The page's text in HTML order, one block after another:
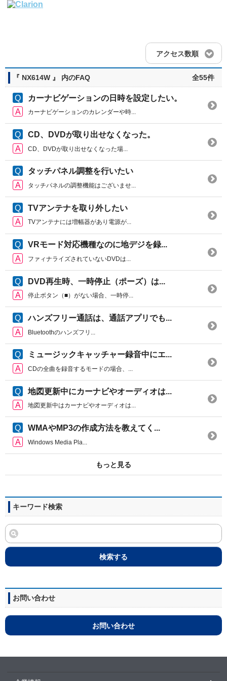
アクセス数順
『 NX614W 』 内のFAQ 全55件
カーナビゲーションの日時を設定したい。
カーナビゲーションのカレンダーや時...
CD、DVDが取り出せなくなった。
CD、DVDが取り出せなくなった場...
タッチパネル調整を行いたい
タッチパネルの調整機能はございませ...
TVアンテナを取り外したい
TVアンテナには増幅器があり電源が...
VRモード対応機種なのに地デジを録...
ファィナライズされていないDVDは...
DVD再生時、一時停止（ポーズ）は...
停止ボタン（■）がない場合、一時停...
ハンズフリー通話は、通話アプリでも...
Bluetoothのハンズフリ...
ミュージックキャッチャー録音中にエ...
CDの全曲を録音するモードの場合、...
地図更新中にカーナビやオーディオは...
地図更新中はカーナビやオーディオは...
WMAやMP3の作成方法を教えてく...
Windows Media Pla...
もっと見る
キーワード検索
検索する
お問い合わせ
お問い合わせ